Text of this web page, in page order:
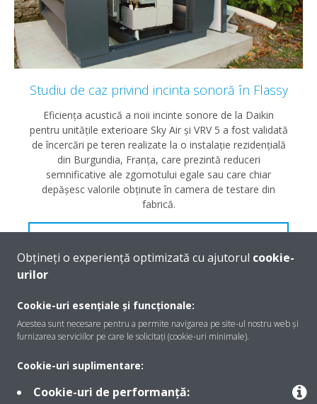
Studiu de caz privind incinta sonoră în Flassy
Eficiența acustică a noii incinte sonore de la Daikin
pentru unitățile exterioare Sky Air și VRV 5 a fost validată
de încercări pe teren realizate la o instalație rezidențială
din Burgundia, Franța, care prezintă reduceri
semnificative ale zgomotului egale sau care chiar
depășesc valorile obținute în camera de testare din
fabrică.
Obțineți o experiență optimizată cu ajutorul cookie-
urilor
Cookie-uri esențiale și funcționale:
Acestea sunt necesare pentru a permite navigarea pe site-ul nostru web și
furnizarea serviciilor pe care le solicitați (cookie-uri minimale).
Cookie-uri suplimentare:
Cookie-uri de performanță: